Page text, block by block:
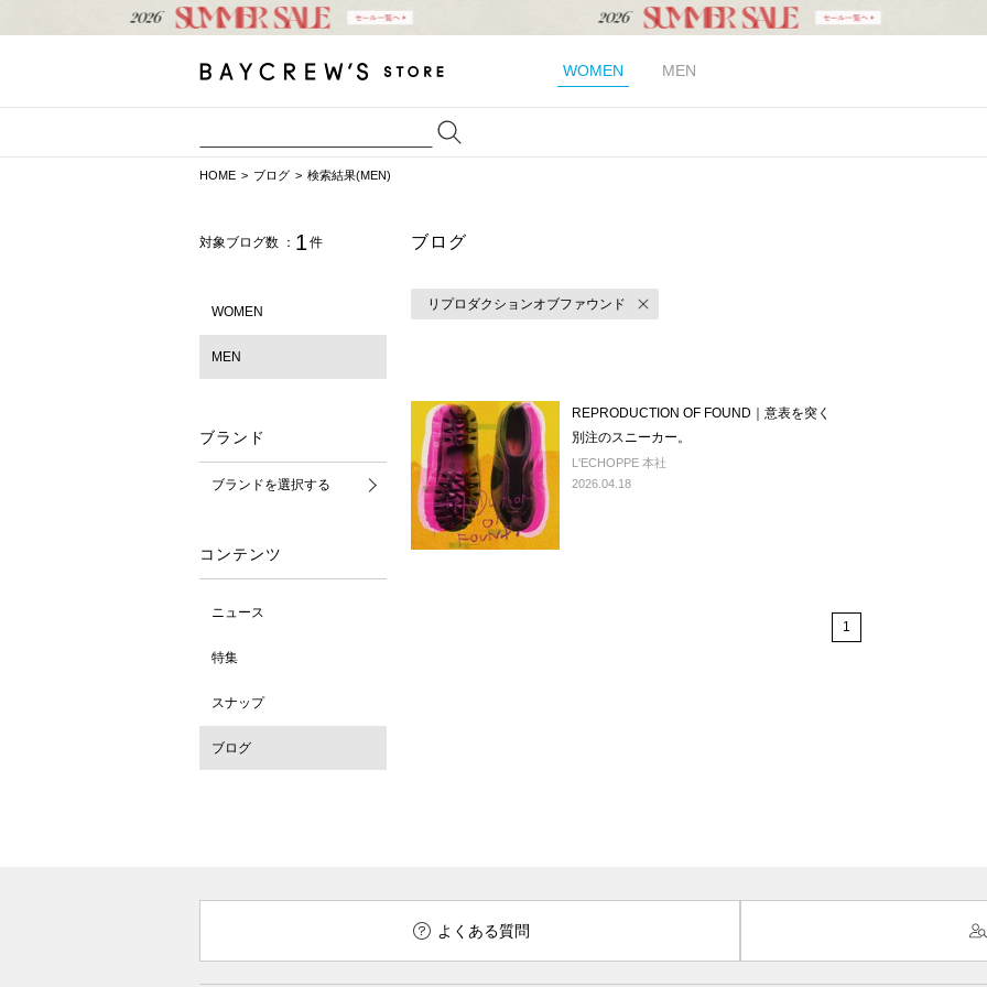
WOMEN MEN
HOME ブログ 検索結果(MEN)
対象ブログ数 ： 1 件
WOMEN
MEN
ブランド
ブランドを選択する
コンテンツ
ニュース
特集
スナップ
ブログ
ブログ
リプロダクションオブファウンド
REPRODUCTION OF FOUND｜意表を突く
別注のスニーカー。
L'ECHOPPE 本社
2026.04.18
1
よくある質問